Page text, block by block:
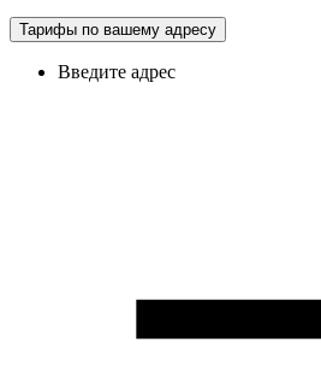
Тарифы по вашему адресу
Введите адрес